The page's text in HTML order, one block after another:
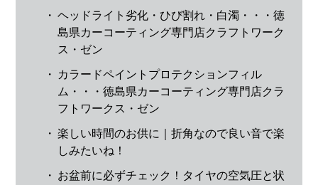
・ ヘッドライト劣化・ひび割れ・白濁・・・徳
島県カーコーティング専門店クラフトワーク
ス・ゼン
・
カラードペイントプロテクションフィル
ム・・・徳島県カーコーティング専門店クラ
フトワークス・ゼン
・ 楽しい時間のお供に｜折角なので良い音で楽
しみたいね！
・ お盆前に必ずチェック！タイヤの空気圧と状